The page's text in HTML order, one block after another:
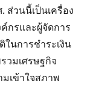
ส่วนนี้เป็นเครื่อง
กรและผู้จัดการ
นการชำระเงิน
วมเศรษฐกิจ
เข้าใจสภาพ